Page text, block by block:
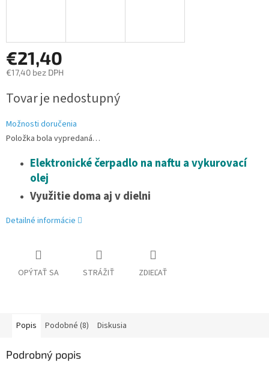
€21,40
€17,40 bez DPH
cena:
Tovar je nedostupný
Možnosti doručenia
Položka bola vypredaná…
Elektronické čerpadlo na naftu a vykurovací
olej
Využitie doma aj v dielni
Detailné informácie
OPÝTAŤ SA STRÁŽIŤ ZDIEĽAŤ
Popis Podobné (8) Diskusia
Podrobný popis